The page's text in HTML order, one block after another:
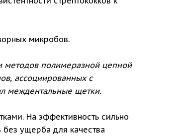
микробов.
методов полимеразной цепной
ассоциированных с
междентальные щетки.
На эффективность сильно
без ущерба для качества